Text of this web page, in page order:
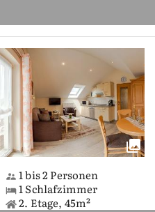
1 bis 2 Personen
1 Schlafzimmer
2. Etage, 45m²